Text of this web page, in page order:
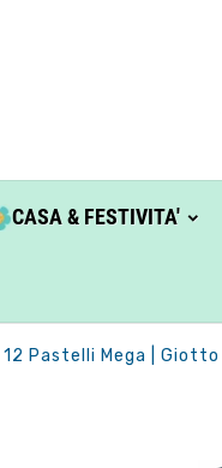
CASA & FESTIVITA'
Pastelli Mega | Giotto